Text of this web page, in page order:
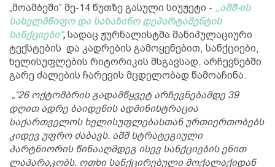
„მოამბეში“ მე-14 წუთზე გასული სიუჟეტი - ,,აშშ-ის
სახელმწიფო და სახაზინო დეპარტამენტის
სანქციები“, სადაც ჟურნალისტმა მანიპულაციური
ტექსტების და კადრების გამოყენებით, სანქციები,
ხელისუფლების რიტორიკის მსგავსად, არჩევნებში
გარე ძალების ჩარევის მცდელობად წამოაჩინა.
„“26 ოქტომბრის გადამწყვეტ არჩევნებამდე 39
დღით ადრე ბაიდენის ადმინისტრაცია
საქართველოს ხელისუფლებასთან ურთიერთობებს
კიდევ უფრო ძაბავს. აშშ სტრატეგიული
პარტნიორის წინააღმდეგ ისევ სანქციების ენით
ლაპარაკობს. ოთხი სანქცირებული მოქალაქიდან